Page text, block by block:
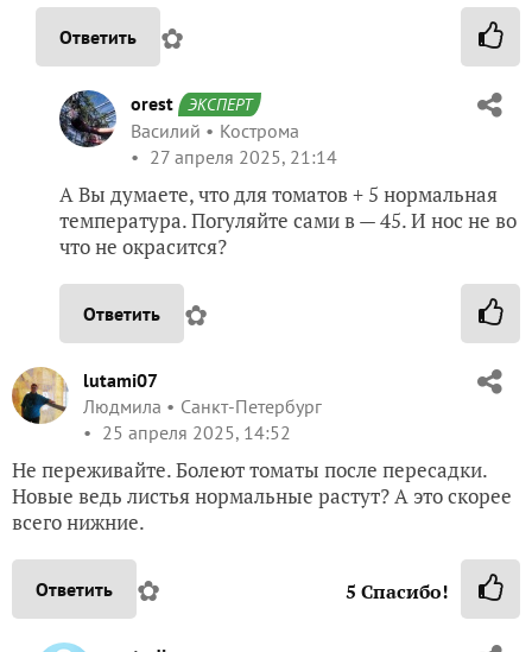
Ответить ✿
orest ЭКСПЕРТ
Василий
Кострома
27 апреля 2025, 21:14
А Вы думаете, что для томатов + 5 нормальная
температура. Погуляйте сами в — 45. И нос не во
что не окрасится?
Ответить ✿
lutami07
Людмила
Санкт-Петербург
25 апреля 2025, 14:52
Не переживайте. Болеют томаты после пересадки.
Новые ведь листья нормальные растут? А это скорее
всего нижние.
Ответить ✿ 5 Спасибо!